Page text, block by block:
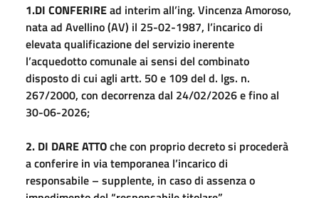
1.DI CONFERIREad interim all’ing. Vincenza Amoroso,
nata ad Avellino (AV) il 25-02-1987, l’incarico di
elevata qualificazione del servizio inerente
l’acquedotto comunale ai sensi del combinato
disposto di cui agli artt. 50 e 109 del d. lgs. n.
267/2000, con decorrenza dal 24/02/2026 e fino al
30-06-2026;
2. DI DARE ATTOche con proprio decreto si procederà
a conferire in via temporanea l’incarico di
responsabile – supplente, in caso di assenza o